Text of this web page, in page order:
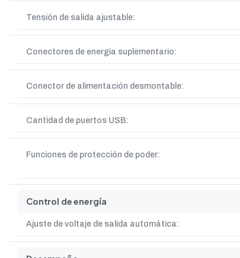
Tensión de salida ajustable:
Conectores de energia suplementario:
Conector de alimentación desmontable:
Cantidad de puertos USB:
Funciones de protección de poder:
Control de energía
Ajuste de voltaje de salida automática: